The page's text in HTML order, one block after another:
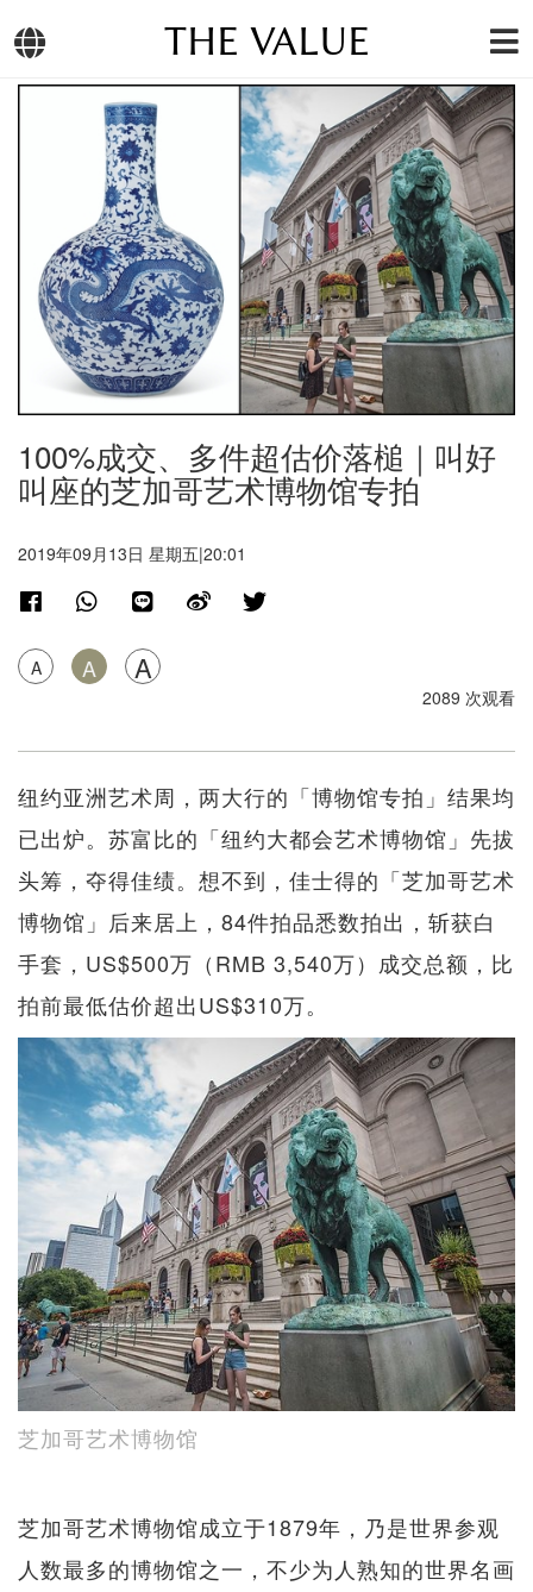
THE VALUE
100%成交、多件超估价落槌｜叫好
叫座的芝加哥艺术博物馆专拍
2019年09月13日 星期五|20:01
A A A
2089 次观看
纽约亚洲艺术周，两大行的「博物馆专拍」结果均
已出炉。苏富比的「纽约大都会艺术博物馆」先拔
头筹，夺得佳绩。想不到，佳士得的「芝加哥艺术
博物馆」后来居上，84件拍品悉数拍出，斩获白
手套，US$500万（RMB 3,540万）成交总额，比
拍前最低估价超出US$310万。
芝加哥艺术博物馆
芝加哥艺术博物馆成立于1879年，乃是世界参观
人数最多的博物馆之一，不少为人熟知的世界名画